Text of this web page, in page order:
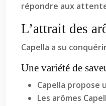
répondre aux
L’attrait des
Capella a su
Une variété de
Capella propose
Les arômes